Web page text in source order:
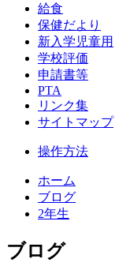
給食
保健だより
新入学児童用
学校評価
申請書等
PTA
リンク集
サイトマップ
操作方法
ホーム
ブログ
2年生
ブログ